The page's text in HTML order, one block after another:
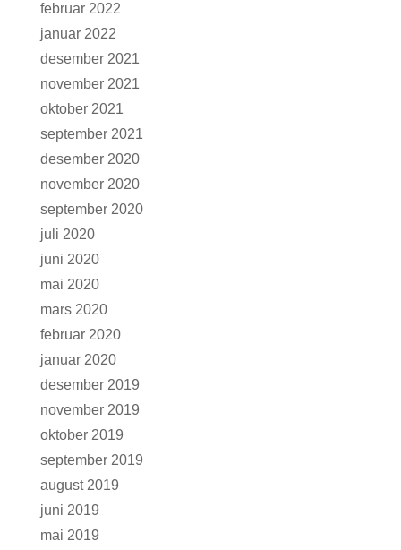
februar 2022
januar 2022
desember 2021
november 2021
oktober 2021
september 2021
desember 2020
november 2020
september 2020
juli 2020
juni 2020
mai 2020
mars 2020
februar 2020
januar 2020
desember 2019
november 2019
oktober 2019
september 2019
august 2019
juni 2019
mai 2019